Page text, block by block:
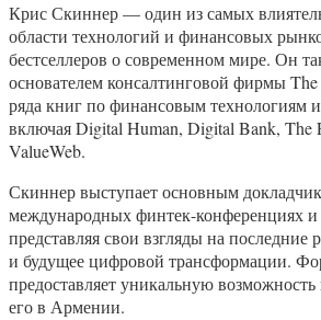
Крис Скиннер — один из самых
области технологий и финансовых
бестселлеров о современном мире. Он
основателем консалтинговой фирмы The
ряда книг по финансовым технологиям
включая Digital Human, Digital Bank, The
ValueWeb.
Скиннер выступает основным
международных финтек-конференциях и
представляя свои взгляды на последние
и будущее цифровой трансформации.
предоставляет уникальную
его в Армении.